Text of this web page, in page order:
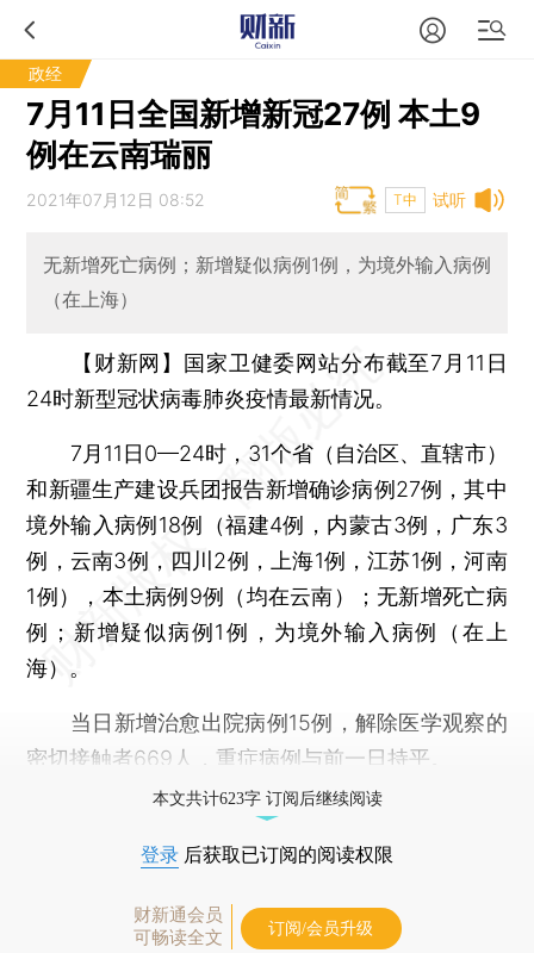
政经
7月11日全国新增新冠27例 本土9
例在云南瑞丽
试听
2021年07月12日 08:52 T中
无新增死亡病例；新增疑似病例1例，为境外输入病例
（在上海）
【财新网】 国家卫健委网站分布截至7月11日
24时新型冠状病毒肺炎疫情最新情况。
7月11日0—24时，31个省（自治区、直辖市）
和新疆生产建设兵团报告新增确诊病例27例，其中
境外输入病例18例（福建4例，内蒙古3例，广东3
例，云南3例，四川2例，上海1例，江苏1例，河南
1例），本土病例9例（均在云南）；无新增死亡病
例；新增疑似病例1例，为境外输入病例（在上
海）。
当日新增治愈出院病例15例，解除医学观察的
密切接触者669人，重症病例与前一日持平。
本文共计623字 订阅后继续阅读
登录 后获取已订阅的阅读权限
财新通会员
可畅读全文
订阅/会员升级